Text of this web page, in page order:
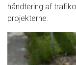
håndtering af
projekterne.